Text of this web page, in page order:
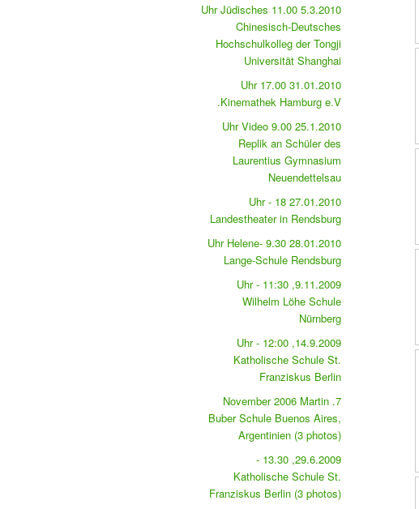
5.3.2010 11.00 Uhr Jüdisches
Chinesisch-Deutsches
Hochschulkolleg der Tongji
Universität Shanghai
31.01.2010 17.00 Uhr
Kinemathek Hamburg e.V.
25.1.2010 9.00 Uhr Video
Replik an Schüler des
Laurentius Gymnasium
Neuendettelsau
27.01.2010 18 Uhr -
Landestheater in Rendsburg
28.01.2010 9.30 Uhr Helene-
Lange-Schule Rendsburg
9.11.2009, 11:30 Uhr -
Wilhelm Löhe Schule
Nürnberg
14.9.2009, 12:00 Uhr -
Katholische Schule St.
Franziskus Berlin
7. November 2006 Martin
Buber Schule Buenos Aires,
Argentinien (3 photos)
29.6.2009, 13.30 -
Katholische Schule St.
Franziskus Berlin (3 photos)